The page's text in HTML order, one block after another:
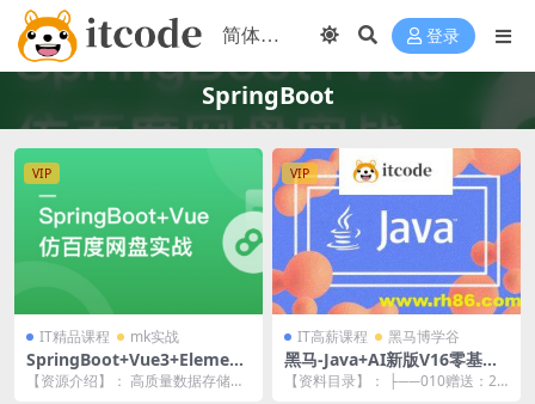
登录
SpringBoot
VIP
IT精品课程 mk实战
SpringBoot+Vue3+Element
Plus打造私人分布式存储系统
【资源介绍】： 高质量数据存储项
VIP
IT高薪课程 黑马博学谷
黑马-Java+AI新版V16零基础
就业班
【资料目录】： ├──010赠送：20